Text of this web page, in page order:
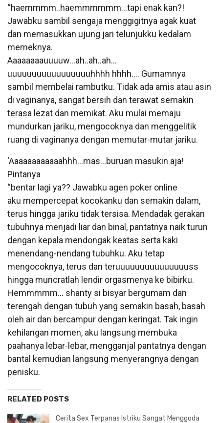
“haemmmm..haemmmmmm…tapi enak kan?!
Jawabku sambil sengaja menggigitnya agak kuat
dan memasukkan ujung jari telunjukku kedalam
memeknya.
Aaaaaaaauuuuw…ah..ah..ah…
uuuuuuuuuuuuuuuuuhhhh hhhh…. Gumamnya
sambil membelai rambutku. Tidak ada amis atau asin
di vaginanya, sangat bersih dan terawat semakin
terasa lezat dan memikat. Aku mulai memaju
mundurkan jariku, mengocoknya dan menggelitik
ruang di vaginanya dengan memutar-mutar jariku.
‘Aaaaaaaaaaaahhh…mas…buruan masukin aja!
Pintanya
“bentar lagi ya?? Jawabku agen poker online
aku mempercepat kocokanku dan semakin dalam,
terus hingga jariku tidak tersisa. Mendadak gerakan
tubuhnya menjadi liar dan binal, pantatnya naik turun
dengan kepala mendongak keatas serta kaki
menendang-nendang tubuhku. Aku tetap
mengocoknya, terus dan teruuuuuuuuuuuuuuuss
hingga muncratlah lendir orgasmenya ke bibirku.
Hemmmmm… shanty si bisyar bergumam dan
terengah dengan tubuh yang semakin basah, basah
oleh air dan bercampur dengan keringat. Tak ingin
kehilangan momen, aku langsung membuka
paahanya lebar-lebar, mengganjal pantatnya dengan
bantal kemudian langsung menyerangnya dengan
penisku.
RELATED POSTS
Cerita Sex Terpanas Istriku Sangat Menggoda